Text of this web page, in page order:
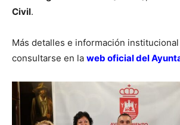
Civil.
Más detalles e información
consultarse en la web oficial del